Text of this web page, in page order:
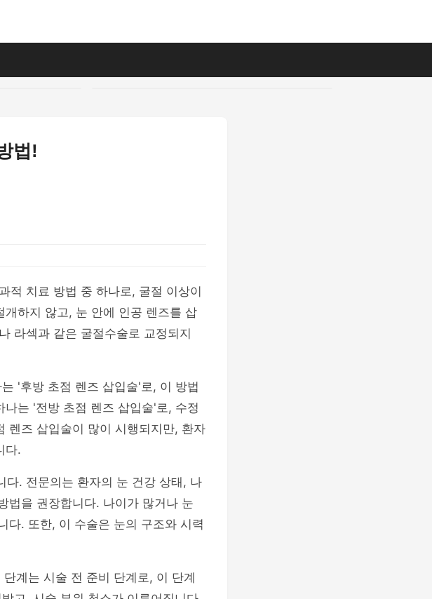
법!
적 치료 방법 중 하나로, 굴절 이상이
하지 않고, 눈 안에 인공 렌즈를 삽
라섹과 같은 굴절수술로 교정되지
'후방 초점 렌즈 삽입술'로, 이 방법
는 '전방 초점 렌즈 삽입술'로, 수정
렌즈 삽입술이 많이 시행되지만, 환자
다.
다. 전문의는 환자의 눈 건강 상태, 나
법을 권장합니다. 나이가 많거나 눈
다. 또한, 이 수술은 눈의 구조와 시력
계는 시술 전 준비 단계로, 이 단계